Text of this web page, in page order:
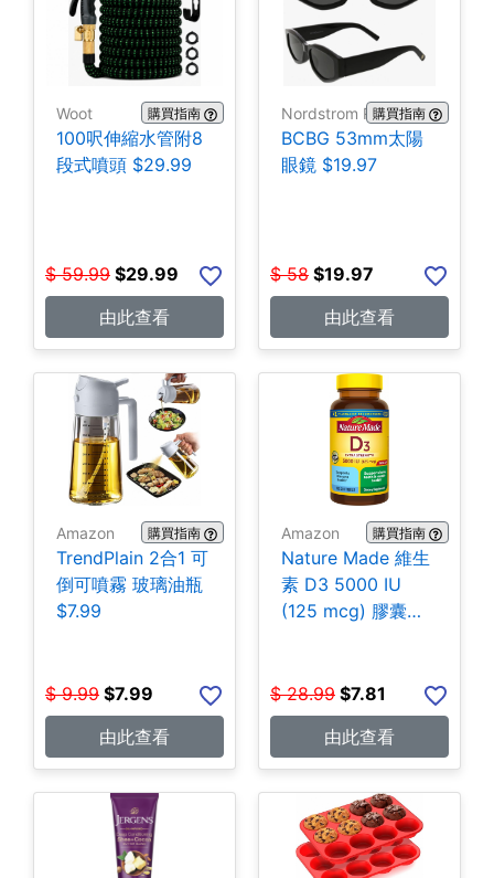
Woot 購買指南
100呎伸縮水管附8
段式噴頭 $29.99
$ 59.99 $29.99
由此查看
Nordstrom Rack購買指南
BCBG 53mm太陽
眼鏡 $19.97
$ 58 $19.97
由此查看
Amazon 購買指南
TrendPlain 2合1 可
倒可噴霧 玻璃油瓶
$7.99
$ 9.99 $7.99
由此查看
Amazon 購買指南
Nature Made 維生
素 D3 5000 IU
(125 mcg) 膠囊
$ 28.99 $7.81
由此查看